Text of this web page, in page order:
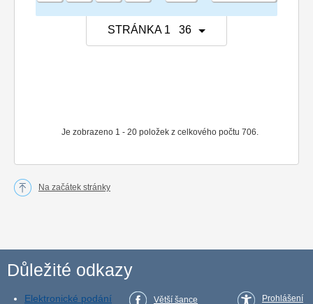
STRÁNKA 1 36
Je zobrazeno 1 - 20 položek z celkového počtu 706.
Na začátek stránky
Důležité odkazy
Elektronické podání Větší šance Prohlášení